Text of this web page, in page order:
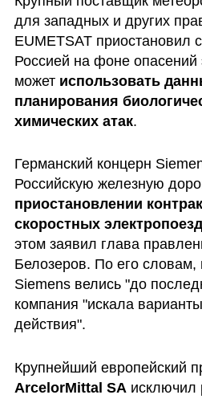
для западных и других
EUMETSAT приостановил
Россией на фоне опасений
может использовать
планирования
химических атак.
Германский концерн
приостановлении
скоростных
этом заявил глава
Белозеров. По его словам,
Siemens велись "до
компания "искала
действия".
ArcelorMittal SA исключил